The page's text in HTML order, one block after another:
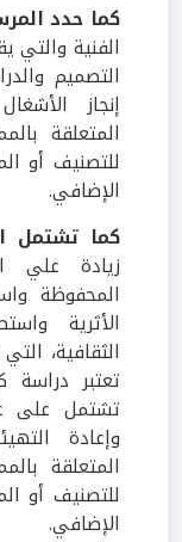
كما حدد
الفنية
التصميم
إنجاز
المتعلقة
للتصنيف أو
الإضافي.
كما تشتمل
زيادة علي
المحفوظة
الأثرية
الثقافية،
تعتبر
تشتمل على
وإعادة
المتعلقة
للتصنيف أو
الإضافي.